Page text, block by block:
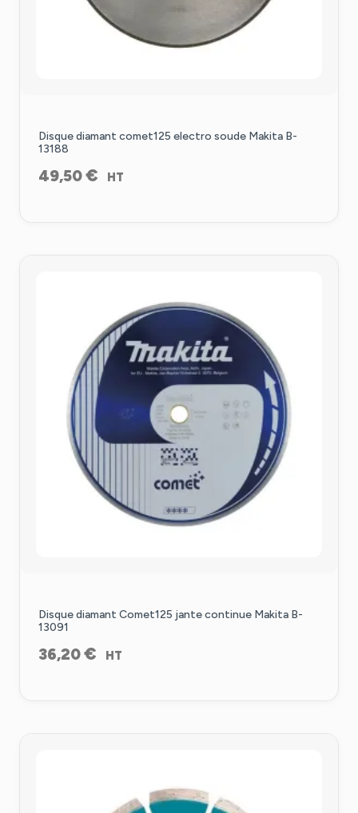
Disque diamant comet125 electro soude Makita B-
13188
49,50€ HT
Disque diamant Comet125 jante continue Makita B-
13091
36,20€ HT